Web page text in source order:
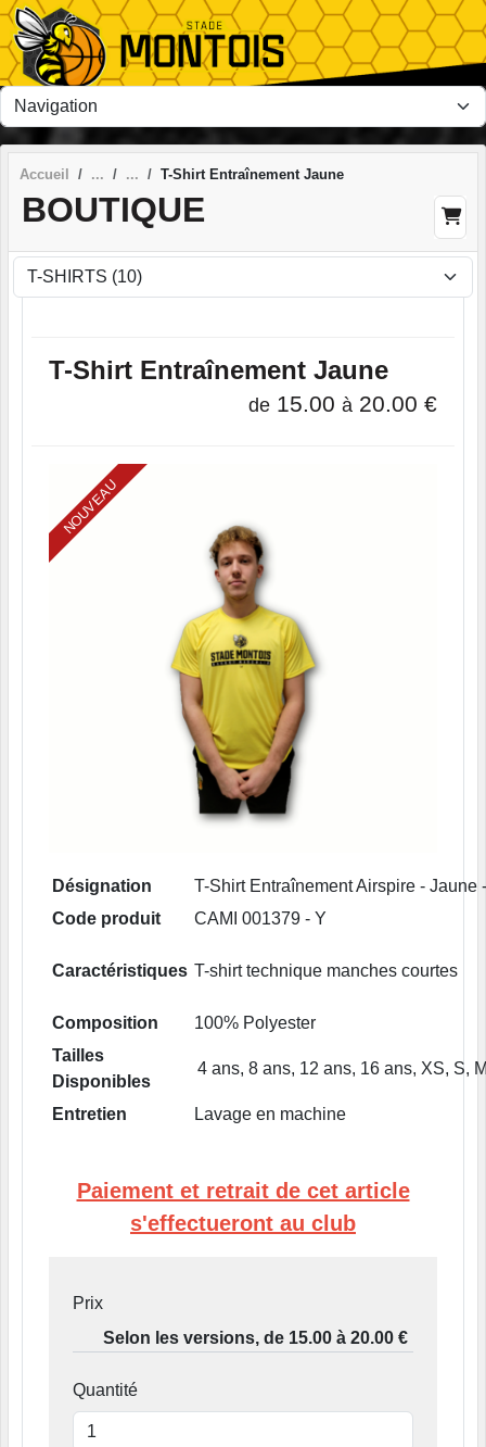
Accueil T-Shirt Entraînement Jaune
BOUTIQUE
T-Shirt Entraînement Jaune
de 15.00 à 20.00 €
NOUVEAU
Désignation
T-Shirt Entraînement Airspire - Jaune
Code produit
CAMI 001379 - Y
Caractéristiques T-shirt technique manches courtes
Composition
100% Polyester
Tailles
Disponibles
4 ans, 8 ans, 12 ans, 16 ans, XS, S,
Entretien Lavage en machine
Paiement et retrait de cet article
s'effectueront au club
Prix
Quantité
Panneau de gestion des cookies